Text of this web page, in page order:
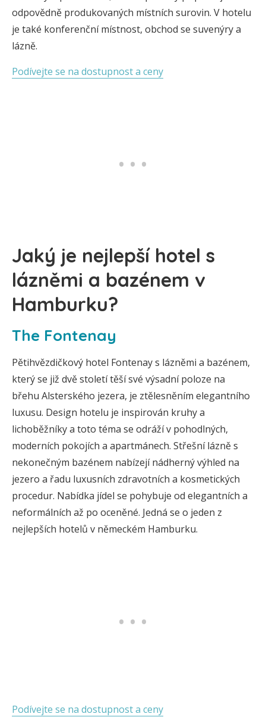
odpovědně produkovaných místních surovin. V hotelu
je také konferenční místnost, obchod se suvenýry a
lázně.
Podívejte se na dostupnost a ceny
Jaký je nejlepší hotel s
lázněmi a bazénem v
Hamburku?
The Fontenay
Pětihvězdičkový hotel Fontenay s lázněmi a bazénem,
který se již dvě století těší své výsadní poloze na
břehu Alsterského jezera, je ztělesněním elegantního
luxusu. Design hotelu je inspirován kruhy a
lichoběžníky a toto téma se odráží v pohodlných,
moderních pokojích a apartmánech. Střešní lázně s
nekonečným bazénem nabízejí nádherný výhled na
jezero a řadu luxusních zdravotních a kosmetických
procedur. Nabídka jídel se pohybuje od elegantních a
neformálních až po oceněné. Jedná se o jeden z
nejlepších hotelů v německém Hamburku.
Podívejte se na dostupnost a ceny